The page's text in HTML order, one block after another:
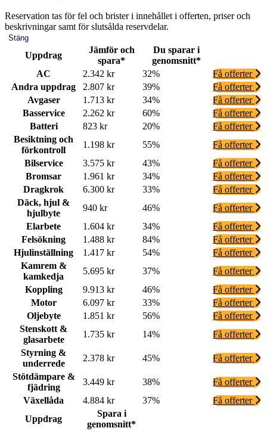
Reservation tas för fel och brister i innehållet i offerten, priser och
beskrivningar samt för slutsålda reservdelar.
Stäng
Uppdrag
Jämför och
spara*
Du sparar i
genomsnitt*
AC
2.342 kr 32%
Få offerter
Andra uppdrag
2.807 kr 39%
Få offerter
Avgaser
1.713 kr 34%
Få offerter
Basservice
2.262 kr 60%
Få offerter
Batteri
823 kr 20%
Få offerter
Besiktning och
förkontroll
1.198 kr 55%
Få offerter
Bilservice
3.575 kr 43%
Få offerter
Bromsar
1.961 kr 34%
Få offerter
Dragkrok
6.300 kr 33%
Få offerter
Däck, hjul &
hjulbyte
940 kr 46%
Få offerter
Elarbete
1.604 kr 34%
Få offerter
Felsökning
1.488 kr 84%
Få offerter
Hjulinställning
1.417 kr 54%
Få offerter
Kamrem &
kamkedja
5.695 kr 37%
Få offerter
Koppling
9.913 kr 46%
Få offerter
Motor
6.097 kr 33%
Få offerter
Oljebyte
1.851 kr 56%
Få offerter
Stenskott &
glasarbete
1.735 kr 14%
Få offerter
Styrning &
underrede
2.378 kr 45%
Få offerter
Stötdämpare &
fjädring
3.449 kr 38%
Få offerter
Växellåda
4.884 kr 37%
Få offerter
Uppdrag
Spara i
genomsnitt*